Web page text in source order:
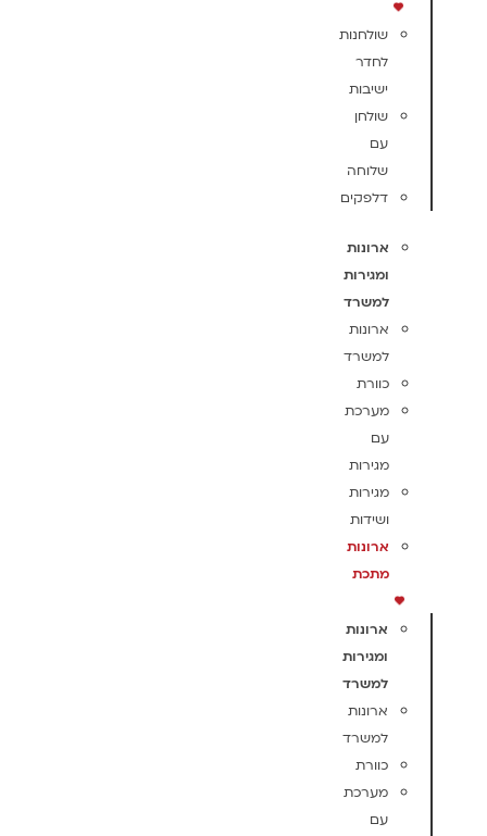
שולחנות
לחדר
ישיבות
שולחן
עם
שלוחה
דלפקים
ארונות
ומגירות
למשרד
ארונות
למשרד
כוורת
מערכת
עם
מגירות
מגירות
ושידות
ארונות
מתכת
ארונות
ומגירות
למשרד
ארונות
למשרד
כוורת
מערכת
עם